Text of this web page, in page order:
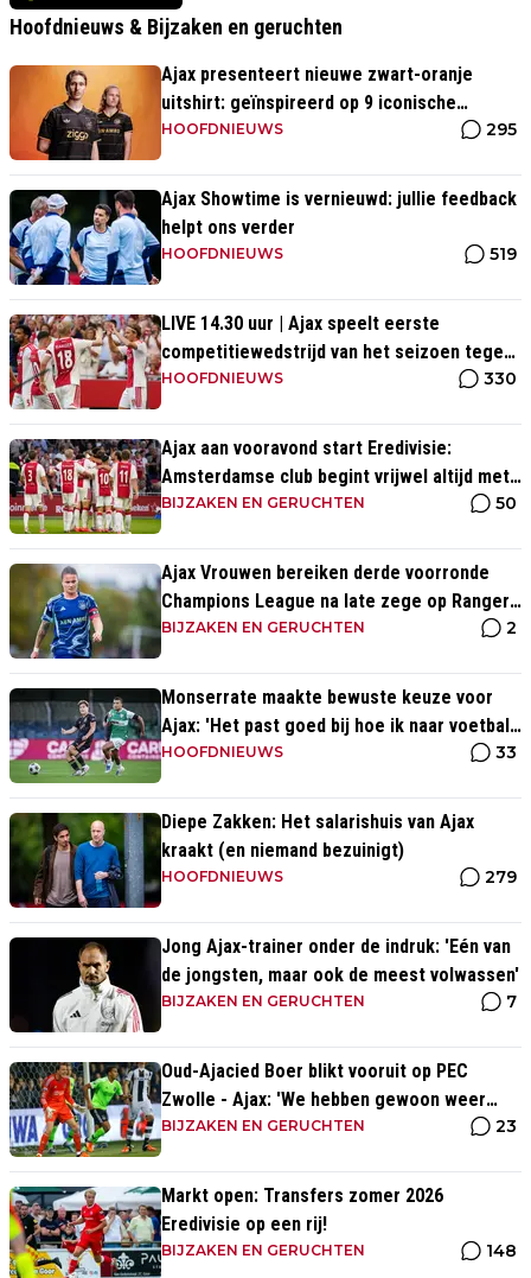
Hoofdnieuws & Bijzaken en geruchten
Ajax presenteert nieuwe zwart-oranje
uitshirt: geïnspireerd op 9 iconische
momenten uit clubhistorie
HOOFDNIEUWS 295
Ajax Showtime is vernieuwd: jullie feedback
helpt ons verder
HOOFDNIEUWS 519
LIVE 14.30 uur | Ajax speelt eerste
competitiewedstrijd van het seizoen tegen
PEC Zwolle
HOOFDNIEUWS 330
Ajax aan vooravond start Eredivisie:
Amsterdamse club begint vrijwel altijd met
zege
BIJZAKEN EN GERUCHTEN 50
Ajax Vrouwen bereiken derde voorronde
Champions League na late zege op Rangers
FC
BIJZAKEN EN GERUCHTEN 2
Monserrate maakte bewuste keuze voor
Ajax: 'Het past goed bij hoe ik naar voetbal
kijk’
HOOFDNIEUWS 33
Diepe Zakken: Het salarishuis van Ajax
kraakt (en niemand bezuinigt)
HOOFDNIEUWS 279
Jong Ajax-trainer onder de indruk: 'Eén van
de jongsten, maar ook de meest volwassen'
BIJZAKEN EN GERUCHTEN 7
Oud-Ajacied Boer blikt vooruit op PEC
Zwolle - Ajax: 'We hebben gewoon weer
kans tegen Ajax'
BIJZAKEN EN GERUCHTEN 23
Markt open: Transfers zomer 2026
Eredivisie op een rij!
BIJZAKEN EN GERUCHTEN 148